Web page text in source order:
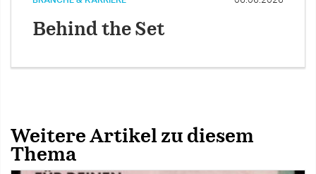
Behind the Set
Weitere Artikel zu diesem
Thema